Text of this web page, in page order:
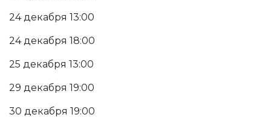
24 декабря 13:00
24 декабря 18:00
25 декабря 13:00
29 декабря 19:00
30 декабря 19:00